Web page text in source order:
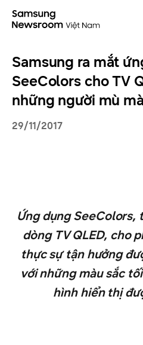
Samsung ra mắt
SeeColors cho TV
những người mù
29/11/2017
Ứng dụng
dòng TV QLED, cho
thực sự tận hưởng
với những màu sắc
hình hiển thị